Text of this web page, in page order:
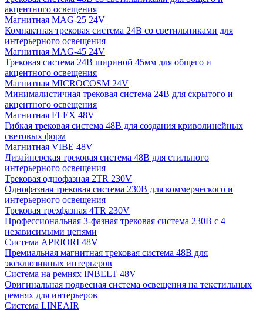
акцентного освещения
Магнитная MAG-25 24V
Компактная трековая система 24В со светильниками для
интерьерного освещения
Магнитная MAG-45 24V
Трековая система 24В шириной 45мм для общего и
акцентного освещения
Магнитная MICROCOSM 24V
Минималистичная трековая система 24В для скрытого и
акцентного освещения
Магнитная FLEX 48V
Гибкая трековая система 48В для создания криволинейных
световых форм
Магнитная VIBE 48V
Дизайнерская трековая система 48В для стильного
интерьерного освещения
Трековая однофазная 2TR 230V
Однофазная трековая система 230В для коммерческого и
интерьерного освещения
Трековая трехфазная 4TR 230V
Профессиональная 3-фазная трековая система 230В с 4
независимыми цепями
Система APRIORI 48V
Премиальная магнитная трековая система 48В для
эксклюзивных интерьеров
Система на ремнях INBELT 48V
Оригинальная подвесная система освещения на текстильных
ремнях для интерьеров
Система LINEAIR